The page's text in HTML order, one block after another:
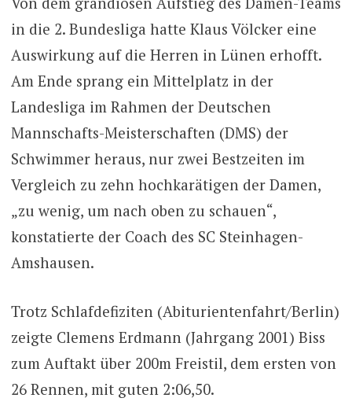
in die 2. Bundesliga hatte Klaus Völcker eine
Auswirkung auf die Herren in Lünen erhofft.
Am Ende sprang ein Mittelplatz in der
Landesliga im Rahmen der Deutschen
Mannschafts-Meisterschaften (DMS) der
Schwimmer heraus, nur zwei Bestzeiten im
Vergleich zu zehn hochkarätigen der Damen,
„zu wenig, um nach oben zu schauen“,
konstatierte der Coach des SC Steinhagen-
Amshausen.
Trotz Schlafdefiziten (Abiturientenfahrt/Berlin)
zeigte Clemens Erdmann (Jahrgang 2001) Biss
zum Auftakt über 200m Freistil, dem ersten von
26 Rennen, mit guten 2:06,50.